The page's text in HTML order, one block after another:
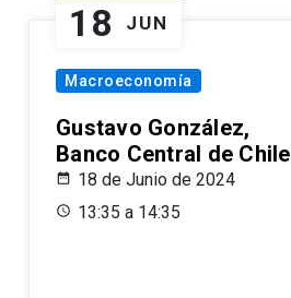
18 JUN
Macroeconomía
Gustavo González,
Banco Central de Chile
18 de Junio de 2024
13:35 a 14:35